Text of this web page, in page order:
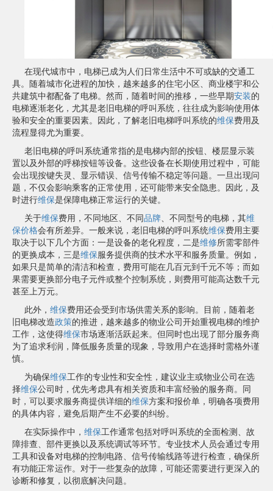
在现代城市中，电梯已成为人们日常生活中不可或缺的交通工
具。随着城市化进程的加快，越来越多的住宅小区、商业楼宇和公
共建筑中都配备了电梯。然而，随着时间的推移，一些早期安装的
电梯逐渐老化，尤其是老旧电梯的呼叫系统，往往成为影响使用体
验和安全的重要因素。因此，了解老旧电梯呼叫系统的维保费用及
流程显得尤为重要。
老旧电梯的呼叫系统通常指的是电梯内部的按钮、楼层显示装
置以及外部的呼梯按钮等设备。这些设备在长期使用过程中，可能
会出现按键失灵、显示错误、信号传输不稳定等问题。一旦出现问
题，不仅会影响乘客的正常使用，还可能带来安全隐患。因此，及
时进行维保是保障电梯正常运行的关键。
关于维保费用，不同地区、不同品牌 、不同型号的电梯，其维
保价格会有所差异。一般来说，老旧电梯的呼叫系统维保费用主要
取决于以下几个方面：一是设备的老化程度，二是维修所需零部件
的更换成本，三是维保服务提供商的技术水平和服务质量。例如，
如果只是简单的清洁和检查，费用可能在几百元到千元不等；而如
果需要更换部分电子元件或整个控制系统，则费用可能高达数千元
甚至上万元。
此外， 维保费用还会受到市场供需关系的影响。目前，随着老
旧电梯改造政策的推进，越来越多的物业公司开始重视电梯的维护
工作，这使得维保市场逐渐活跃起来。但同时也出现了部分服务商
为了追求利润，降低服务质量的现象，导致用户在选择时需格外谨
慎。
为确保维保工作的专业性和安全性，建议业主或物业公司在选
择维保公司时，优先考虑具有相关资质和丰富经验的服务商。同
时，可以要求服务商提供详细的维保方案和报价单，明确各项费用
的具体内容，避免后期产生不必要的纠纷。
在实际操作中， 维保工作通常包括对呼叫系统的全面检测、故
障排查、部件更换以及系统调试等环节。专业技术人员会通过专用
工具和设备对电梯的控制电路、信号传输线路等进行检查，确保所
有功能正常运作。对于一些复杂的故障，可能还需要进行更深入的
诊断和修复，以彻底解决问题。